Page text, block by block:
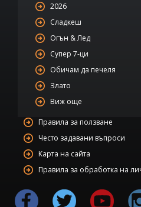
2026
Сладкеш
Огън & Лед
Супер 7-ци
Обичам да печеля
Злато
Виж още
Правила за ползване
Често задавани въпроси
Карта на сайта
Правила за обработка на